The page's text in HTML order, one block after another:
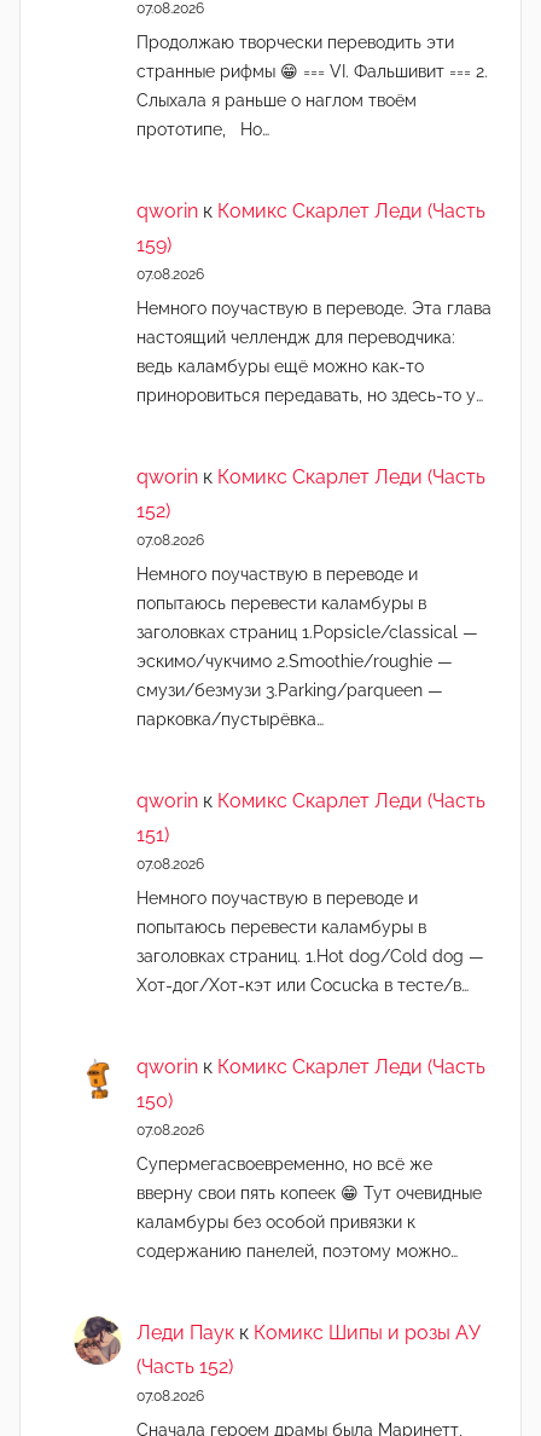
07.08.2026
Продолжаю творчески переводить эти
странные рифмы 😁 === VI. Фальшивит === 2.
Слыхала я раньше о наглом твоём
прототипе, Но…
qworin к Комикс Скарлет Леди (Часть
159)
07.08.2026
Немного поучаствую в переводе. Эта глава
настоящий челлендж для переводчика:
ведь каламбуры ещё можно как-то
приноровиться передавать, но здесь-то у…
qworin к Комикс Скарлет Леди (Часть
152)
07.08.2026
Немного поучаствую в переводе и
попытаюсь перевести каламбуры в
заголовках страниц 1.Popsicle/classical —
эскимо/чукчимо 2.Smoothie/roughie —
смузи/безмузи 3.Parking/parqueen —
парковка/пустырёвка…
qworin к Комикс Скарлет Леди (Часть
151)
07.08.2026
Немного поучаствую в переводе и
попытаюсь перевести каламбуры в
заголовках страниц. 1.Hot dog/Cold dog —
Хот-дог/Хот-кэт или Cocucka в тесте/в…
qworin к Комикс Скарлет Леди (Часть
150)
07.08.2026
Супермегасвоевременно, но всё же
вверну свои пять копеек 😁 Тут очевидные
каламбуры без особой привязки к
содержанию панелей, поэтому можно…
Леди Паук к Комикс Шипы и розы АУ
(Часть 152)
07.08.2026
Сначала героем драмы была Маринетт,